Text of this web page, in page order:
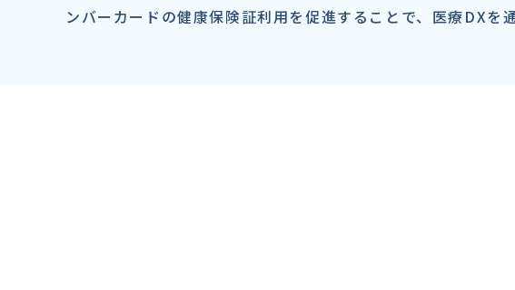
ンバーカードの健康保険証利用を促進することで、医療DXを